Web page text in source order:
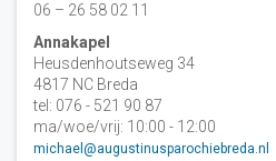
06 – 26 58 02 11
Annakapel
Heusdenhoutseweg 34
4817 NC Breda
tel: 076 - 521 90 87
ma/woe/vrij: 10:00 - 12:00
michael@augustinusparochiebreda.nl